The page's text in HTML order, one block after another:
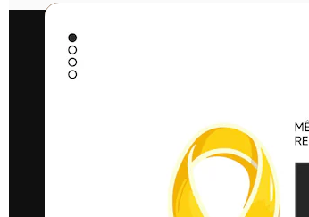
Vídeos
Animações
Modelos de vídeos
Modelos 3D
A plataforma criativa para você
seu melhor trabalho. Mais de 1
assinantes entre criativos,
agências e estúdios.
Português